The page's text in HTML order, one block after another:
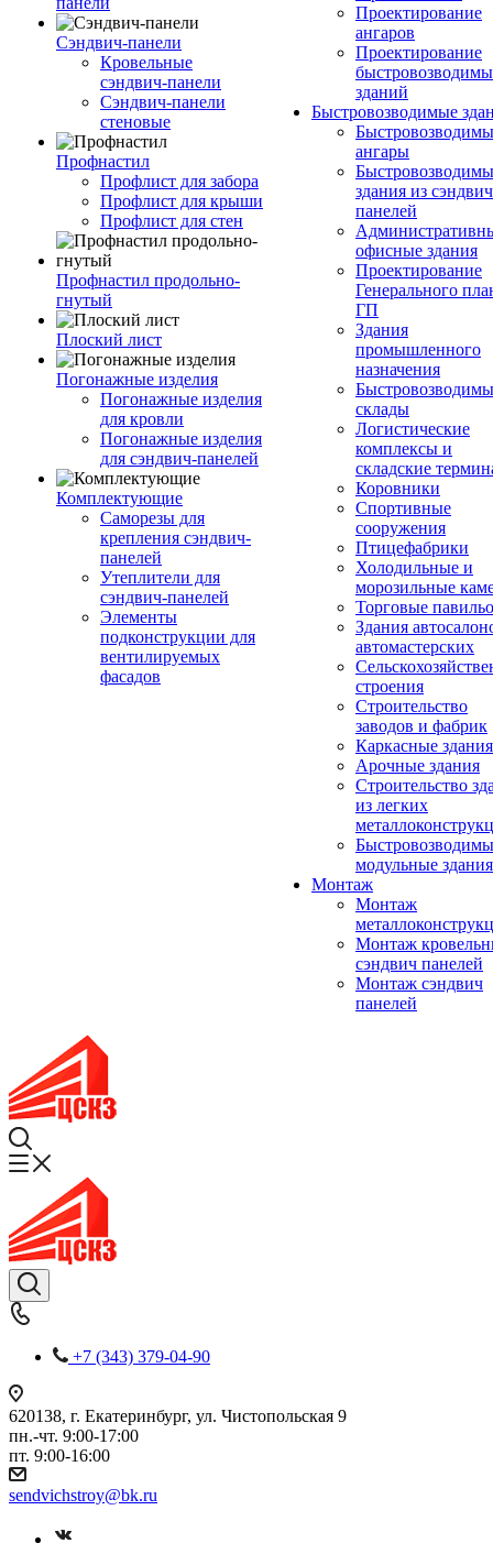
Сэндвич-панели
Кровельные
сэндвич-панели
Сэндвич-панели
стеновые
Профнастил
Профлист для забора
Профлист для крыши
Профлист для стен
Профнастил продольно-
гнутый
Плоский лист
Погонажные изделия
Погонажные изделия
для кровли
Погонажные изделия
для сэндвич-панелей
Комплектующие
Саморезы для
крепления сэндвич-
панелей
Утеплители для
сэндвич-панелей
Элементы
подконструкции для
вентилируемых
фасадов
Проектирование
ангаров
Проектирование
зданий
Быстровозводимые
ангары
здания из сэндвич
панелей
офисные здания
Проектирование
Генерального
ГП
Здания
промышленного
назначения
склады
Логистические
комплексы и
складские
Коровники
Спортивные
сооружения
Птицефабрики
Холодильные и
морозильные
Торговые
Здания
автомастерских
строения
Строительство
заводов и фабрик
Каркасные здания
Арочные здания
Строительство
из легких
модульные здания
Монтаж
Монтаж
Монтаж
сэндвич панелей
Монтаж сэндвич
панелей
+7 (343) 379-04-90
620138, г. Екатеринбург, ул. Чистопольская 9
пн.-чт. 9:00-17:00
пт. 9:00-16:00
sendvichstroy@bk.ru